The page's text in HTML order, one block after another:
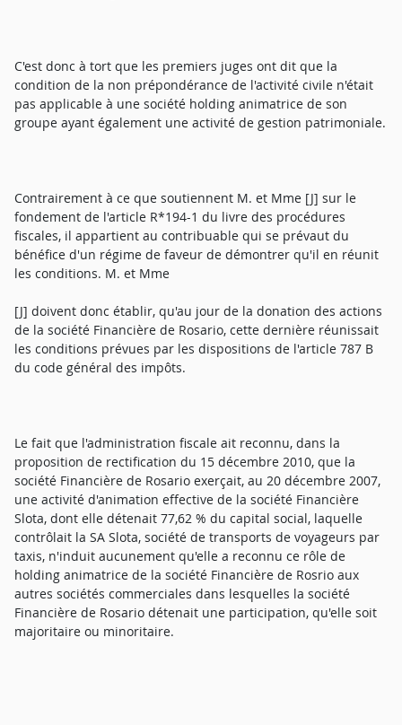
C'est donc à tort que les premiers juges ont dit que la
condition de la non prépondérance de l'activité civile n'était
pas applicable à une société holding animatrice de son
groupe ayant également une activité de gestion patrimoniale.
Contrairement à ce que soutiennent M. et Mme [J] sur le
fondement de l'article R*194-1 du livre des procédures
fiscales, il appartient au contribuable qui se prévaut du
bénéfice d'un régime de faveur de démontrer qu'il en réunit
les conditions. M. et Mme
[J] doivent donc établir, qu'au jour de la donation des actions
de la société Financière de Rosario, cette dernière réunissait
les conditions prévues par les dispositions de l'article 787 B
du code général des impôts.
Le fait que l'administration fiscale ait reconnu, dans la
proposition de rectification du 15 décembre 2010, que la
société Financière de Rosario exerçait, au 20 décembre 2007,
une activité d'animation effective de la société Financière
Slota, dont elle détenait 77,62 % du capital social, laquelle
contrôlait la SA Slota, société de transports de voyageurs par
taxis, n'induit aucunement qu'elle a reconnu ce rôle de
holding animatrice de la société Financière de Rosrio aux
autres sociétés commerciales dans lesquelles la société
Financière de Rosario détenait une participation, qu'elle soit
majoritaire ou minoritaire.